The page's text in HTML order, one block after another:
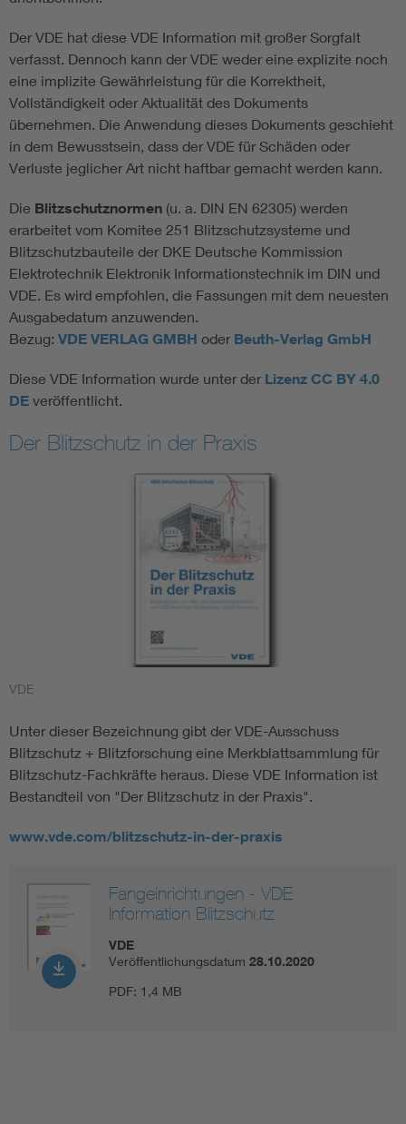
Der VDE hat diese VDE Information mit großer Sorgfalt
verfasst. Dennoch kann der VDE weder eine explizite noch
eine implizite Gewährleistung für die Korrektheit,
Vollständigkeit oder Aktualität des Dokuments
übernehmen. Die Anwendung dieses Dokuments geschieht
in dem Bewusstsein, dass der VDE für Schäden oder
Verluste jeglicher Art nicht haftbar gemacht werden kann.
Die Blitzschutznormen (u. a. DIN EN 62305) werden
erarbeitet vom Komitee 251 Blitzschutzsysteme und
Blitzschutzbauteile der DKE Deutsche Kommission
Elektrotechnik Elektronik Informationstechnik im DIN und
VDE. Es wird empfohlen, die Fassungen mit dem neuesten
Ausgabedatum anzuwenden.
Bezug: VDE VERLAG GMBH oder Beuth-Verlag GmbH
Diese VDE Information wurde unter der Lizenz CC BY 4.0
DE veröffentlicht.
Der Blitzschutz in der Praxis
VDE
Unter dieser Bezeichnung gibt der VDE-Ausschuss
Blitzschutz + Blitzforschung eine Merkblattsammlung für
Blitzschutz-Fachkräfte heraus. Diese VDE Information ist
Bestandteil von "Der Blitzschutz in der Praxis".
www.vde.com/blitzschutz-in-der-praxis
Fangeinrichtungen - VDE
Information Blitzschutz
VDE
Veröffentlichungsdatum 28.10.2020
PDF: 1,4 MB